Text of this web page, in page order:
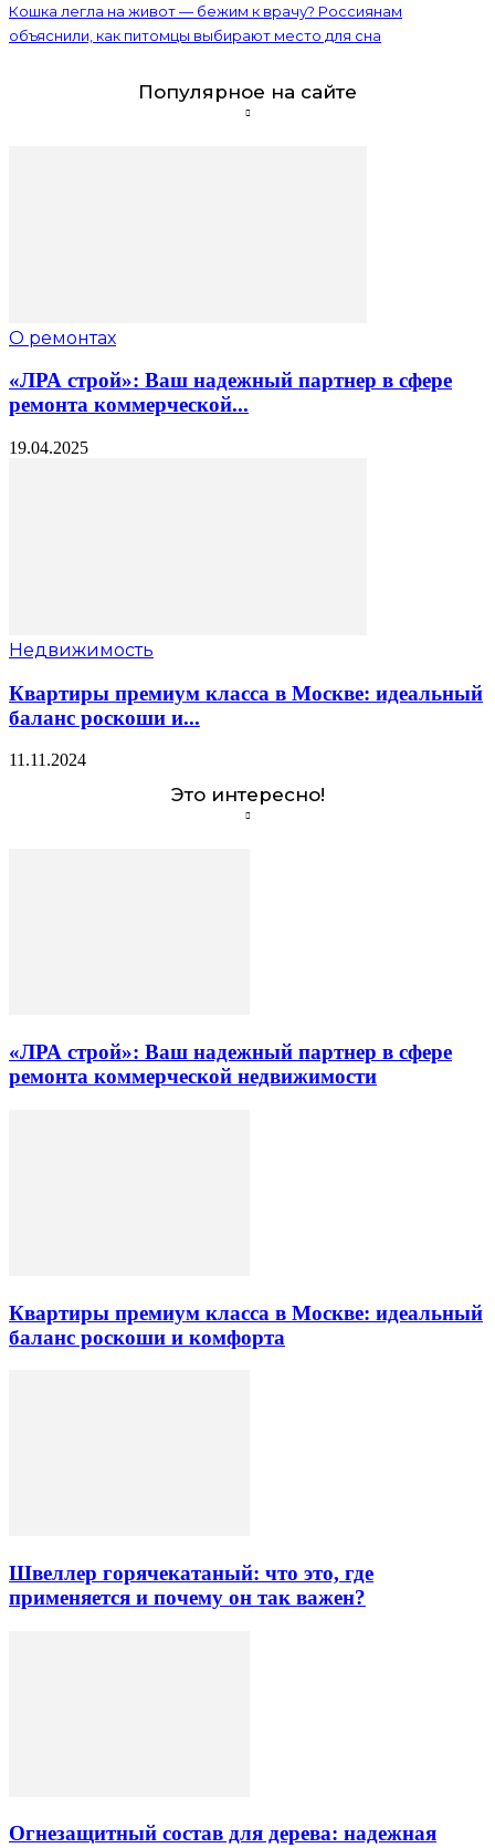
Кошка легла на живот — бежим к врачу? Россиянам
объяснили, как питомцы выбирают место для сна
Популярное на сайте
О ремонтах
«ЛРА строй»: Ваш надежный партнер в сфере
ремонта коммерческой...
19.04.2025
Недвижимость
Квартиры премиум класса в Москве: идеальный
баланс роскоши и...
11.11.2024
Это интересно!
«ЛРА строй»: Ваш надежный партнер в сфере
ремонта коммерческой недвижимости
Квартиры премиум класса в Москве: идеальный
баланс роскоши и комфорта
Швеллер горячекатаный: что это, где
применяется и почему он так важен?
Огнезащитный состав для дерева: надежная